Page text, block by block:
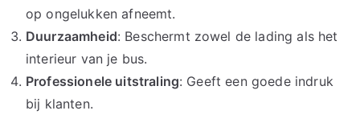
op ongelukken afneemt.
Duurzaamheid: Beschermt zowel de lading als het
interieur van je bus.
Professionele uitstraling: Geeft een goede indruk
bij klanten.